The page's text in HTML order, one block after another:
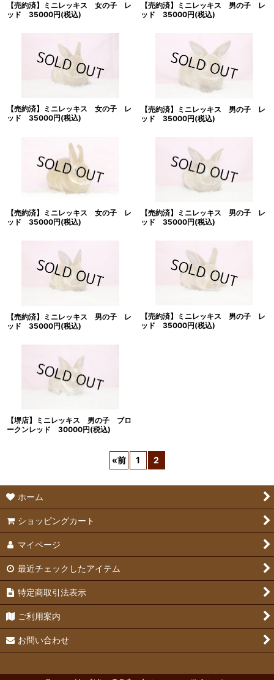
【売約済】ミニレッキス 女の子 レ
ッド 35000円(税込)
【売約済】ミニレッキス 男の子 レ
ッド 35000円(税込)
【売約済】ミニレッキス 女の子 レ
ッド 35000円(税込)
【売約済】ミニレッキス 男の子 レ
ッド 35000円(税込)
【売約済】ミニレッキス 女の子 レ
ッド 35000円(税込)
【売約済】ミニレッキス 男の子 レ
ッド 35000円(税込)
【売約済】ミニレッキス 男の子 レ
ッド 35000円(税込)
【売約済】ミニレッキス 男の子 レ
ッド 35000円(税込)
【堺店】ミニレッキス 男の子 ブロ
ークンレッド 30000円(税込)
«前 1 2
ホーム
ショッピングカート
マイページ
最近チェックしたアイテム
特定商取引法表示
ご利用案内
お問い合わせ